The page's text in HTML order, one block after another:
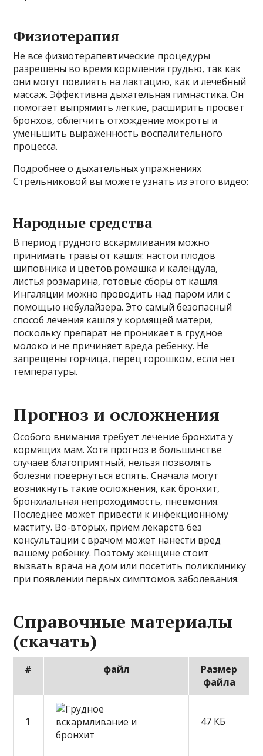
Физиотерапия
Не все физиотерапевтические процедуры
разрешены во время кормления грудью, так как
они могут повлиять на лактацию, как и лечебный
массаж. Эффективна дыхательная гимнастика. Он
помогает выпрямить легкие, расширить просвет
бронхов, облегчить отхождение мокроты и
уменьшить выраженность воспалительного
процесса.
Подробнее о дыхательных упражнениях
Стрельниковой вы можете узнать из этого видео:
Народные средства
В период грудного вскармливания можно
принимать травы от кашля: настои плодов
шиповника и цветов.ромашка и календула,
листья розмарина, готовые сборы от кашля.
Ингаляции можно проводить над паром или с
помощью небулайзера. Это самый безопасный
способ лечения кашля у кормящей матери,
поскольку препарат не проникает в грудное
молоко и не причиняет вреда ребенку. Не
запрещены горчица, перец горошком, если нет
температуры.
Прогноз и осложнения
Особого внимания требует лечение бронхита у
кормящих мам. Хотя прогноз в большинстве
случаев благоприятный, нельзя позволять
болезни повернуться вспять. Сначала могут
возникнуть такие осложнения, как бронхит,
бронхиальная непроходимость, пневмония.
Последнее может привести к инфекционному
маститу. Во-вторых, прием лекарств без
консультации с врачом может нанести вред
вашему ребенку. Поэтому женщине стоит
вызвать врача на дом или посетить поликлинику
при появлении первых симптомов заболевания.
Справочные материалы
(скачать)
# файл
Размер
файла
1 47 КБ